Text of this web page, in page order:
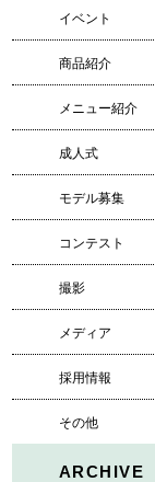
イベント
商品紹介
メニュー紹介
成人式
モデル募集
コンテスト
撮影
メディア
採用情報
その他
ARCHIVE